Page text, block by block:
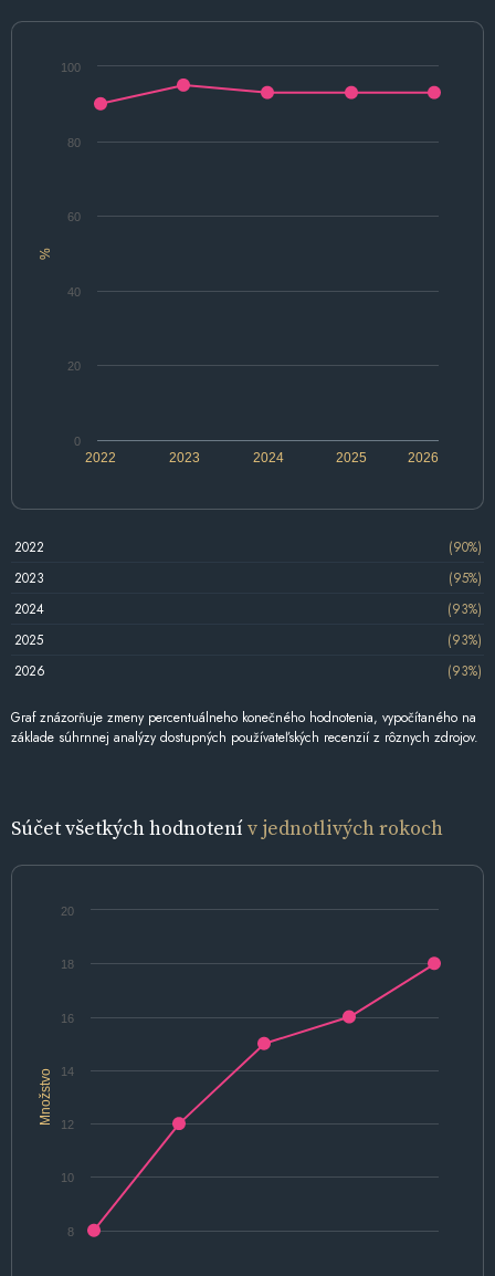
%
2022 2024 2026
2023 2025
0
20
40
60
80
100
2022
(90%)
2023
(95%)
2024
(93%)
2025
(93%)
2026
(93%)
Graf znázorňuje zmeny percentuálneho konečného hodnotenia, vypočítaného na
základe súhrnnej analýzy dostupných používateľských recenzií z rôznych zdrojov.
Súčet všetkých hodnotenív jednotlivých rokoch
Množstvo
8
10
12
14
16
18
20